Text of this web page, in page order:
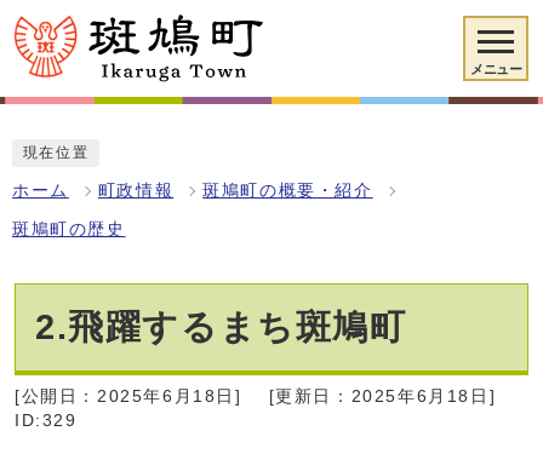
メニュー
現在位置
ホーム 町政情報 斑鳩町の概要・紹介
斑鳩町の歴史
2.飛躍するまち斑鳩町
[公開日：2025年6月18日]
[更新日：2025年6月18日]
ID:329